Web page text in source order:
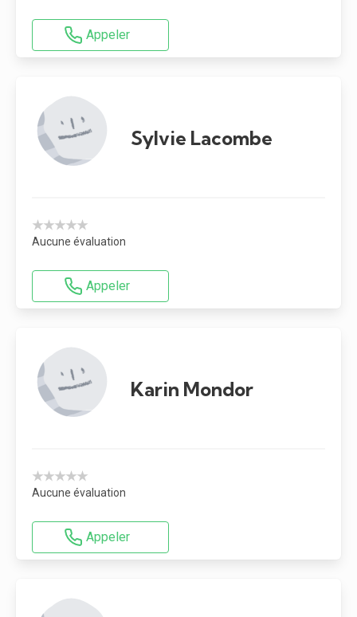
Appeler
Sylvie Lacombe
★★★★★
Aucune évaluation
Appeler
Karin Mondor
★★★★★
Aucune évaluation
Appeler